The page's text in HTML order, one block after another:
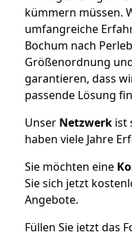
kümmern müssen.
umfangreiche
Bochum nach
Größenordnung
garantieren, dass
passende Lösung
Unser Netzwerk ist
haben viele Jahre
Sie möchten eine
Sie sich jetzt
Angebote.
Füllen Sie jetzt das